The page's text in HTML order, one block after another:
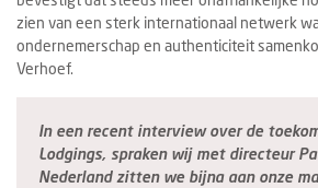
zien van een sterk internationaal netwerk
ondernemerschap en authenticiteit
Verhoef.
In een recent interview over de
Lodgings, spraken wij met directeur
Nederland zitten we bijna aan onze